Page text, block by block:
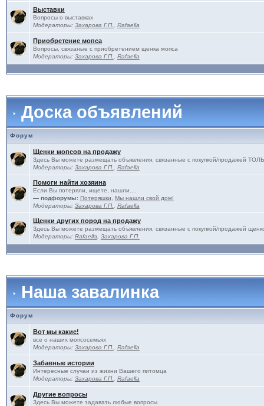
Выставки
Вопросы о выставках
Модераторы: Захарова Г.П. Rafaella
Приобретение мопса
Вопросы, связаные с приобретением щенка мопса
Модераторы: Захарова Г.П. Rafaella
Доска объявлений
Форум
Щенки мопсов на продажу
Здесь Вы можете размещать объявления, связанные с покупкой/продажей
Модераторы: Захарова Г.П. Rafaella
Помоги найти хозяина
Если Вы потеряли, ищете, нашли....
— подфорумы: Потеряшки
Мы нашли свой дом!
Модераторы: Захарова Г.П. Rafaella
Щенки других пород на продажу
Здесь Вы можете размещать объявления, связанные с покупкой/продажей
Модераторы: Rafaella Захарова Г.П.
Наша завалинка
Форум
Вот мы какие!
все о наших мопсосемьях
Модераторы: Захарова Г.П. Rafaella
Забавные истории
Интересные случаи из жизни Вашего питомца
Модераторы: Захарова Г.П. Rafaella
Другие вопросы
Здесь Вы можете задавать любые вопросы